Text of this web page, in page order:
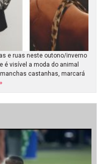
e ruas neste outono/inverno
é visível a moda do animal
castanhas, marcará
»